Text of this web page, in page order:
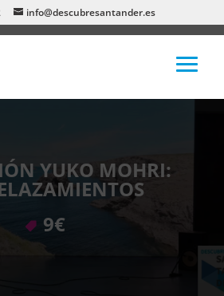
info@descubresantander.es
YUKO MOHRI:
9€